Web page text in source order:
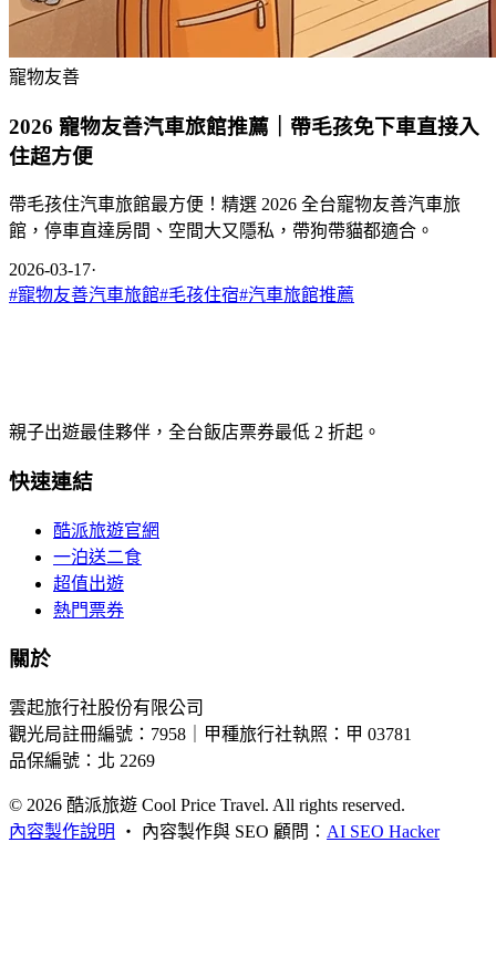
寵物友善
2026 寵物友善汽車旅館推薦｜帶毛孩免下車直接入
住超方便
帶毛孩住汽車旅館最方便！精選 2026 全台寵物友善汽車旅
館，停車直達房間、空間大又隱私，帶狗帶貓都適合。
2026-03-17·
#寵物友善汽車旅館#毛孩住宿#汽車旅館推薦
親子出遊最佳夥伴，全台飯店票券最低 2 折起。
快速連結
酷派旅遊官網
一泊送二食
超值出遊
熱門票券
關於
雲起旅行社股份有限公司
觀光局註冊編號：7958｜甲種旅行社執照：甲 03781
品保編號：北 2269
© 2026 酷派旅遊 Cool Price Travel. All rights reserved.
內容製作說明
・ 內容製作與 SEO 顧問： AI SEO Hacker